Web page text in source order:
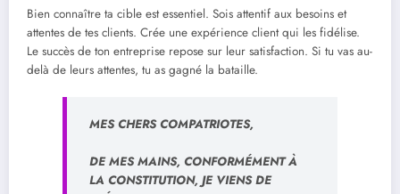
Bien connaître ta cible est essentiel. Sois attentif aux besoins et
attentes de tes clients. Crée une expérience client qui les fidélise.
Le succès de ton entreprise repose sur leur satisfaction. Si tu vas au-
delà de leurs attentes, tu as gagné la bataille.
MES CHERS COMPATRIOTES,
DE MES MAINS, CONFORMÉMENT À
LA CONSTITUTION, JE VIENS DE